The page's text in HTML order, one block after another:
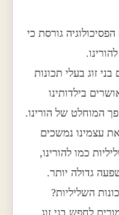
גורסת כי
זוג בעלי תכונות
בילדותינו
המוחלט של הורינו.
עצמינו נמשכים
כמו להורינו,
גדולה יותר.
השליליות?
לחפש בני זוג